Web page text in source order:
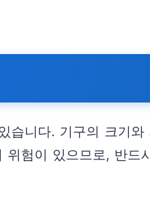
습니다. 기구의 크기와
험이 있으므로, 반드